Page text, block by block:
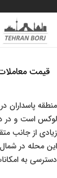
محتوا
قیمت
منطقه پاسداران
لوکس است و در
زیادی از جانب
این محله در
دسترسی به